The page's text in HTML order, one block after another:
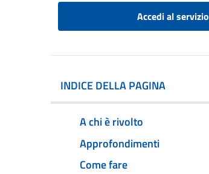
Accedi al servizio
INDICE DELLA PAGINA
A chi è rivolto
Approfondimenti
Come fare